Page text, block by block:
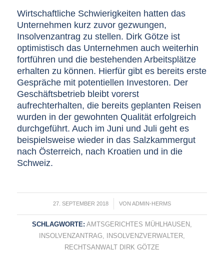
Wirtschaftliche Schwierigkeiten hatten das
Unternehmen kurz zuvor gezwungen,
Insolvenzantrag zu stellen. Dirk Götze ist
optimistisch das Unternehmen auch weiterhin
fortführen und die bestehenden Arbeitsplätze
erhalten zu können. Hierfür gibt es bereits erste
Gespräche mit potentiellen Investoren. Der
Geschäftsbetrieb bleibt vorerst
aufrechterhalten, die bereits geplanten Reisen
wurden in der gewohnten Qualität erfolgreich
durchgeführt. Auch im Juni und Juli geht es
beispielsweise wieder in das Salzkammergut
nach Österreich, nach Kroatien und in die
Schweiz.
27. SEPTEMBER 2018
/ VON ADMIN-HERMS
SCHLAGWORTE: AMTSGERICHTES MÜHLHAUSEN,
INSOLVENZANTRAG, INSOLVENZVERWALTER,
RECHTSANWALT DIRK GÖTZE